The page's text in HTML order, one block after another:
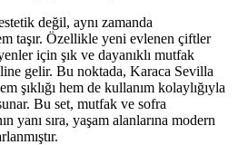
değil, aynı zamanda
taşır. Özellikle yeni evlenen çiftler
için şık ve dayanıklı mutfak
gelir. Bu noktada, Karaca Sevilla
şıklığı hem de kullanım kolaylığıyla
Bu set, mutfak ve sofra
yanı sıra, yaşam alanlarına modern